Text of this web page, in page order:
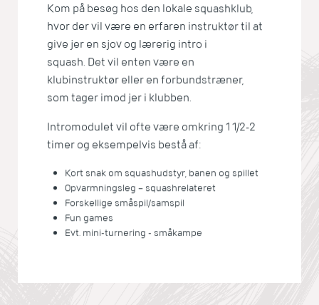
Kom på besøg hos den lokale squashklub,
hvor der vil være en erfaren instruktør til at
give jer en sjov og lærerig intro i
squash. Det vil enten være en
klubinstruktør eller en forbundstræner,
som tager imod jer i klubben.
Intromodulet vil ofte være omkring 1 1/2-2
timer og eksempelvis bestå af:
Kort snak om squashudstyr, banen og spillet
Opvarmningsleg – squashrelateret
Forskellige småspil/samspil
Fun games
Evt. mini-turnering - småkampe